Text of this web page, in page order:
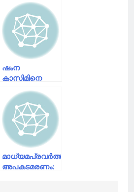
ഷംന
കാസിമിനെ
ഭീഷണിപ്പെടുത്തി
പണം തട്ടാന്‍
ശ്രമിച്ച
സംഭവത്തിന്
പിന്നില്‍ ഏഴംഗ
സംഘം
മാധ്യമപ്രവര്‍ത്തകന്റെ
അപകടമരണം: